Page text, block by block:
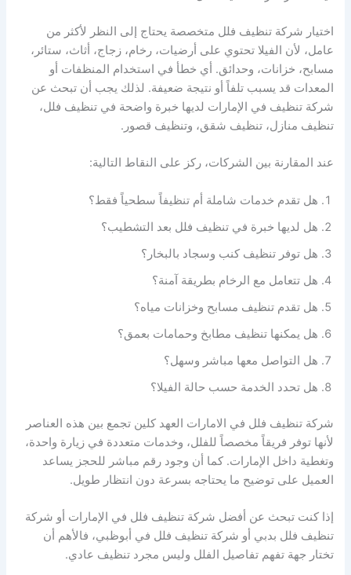
اختيار شركة تنظيف فلل متخصصة يحتاج إلى النظر لأكثر من
عامل، لأن الفيلا تحتوي على أرضيات، رخام، زجاج، أثاث، ستائر،
مسابح، خزانات، وحدائق. أي خطأ في استخدام المنظفات أو
المعدات قد يسبب تلفاً أو نتيجة ضعيفة. لذلك يجب أن تبحث عن
شركة تنظيف في الإمارات لديها خبرة واضحة في تنظيف فلل،
تنظيف منازل، تنظيف شقق، وتنظيف قصور.
عند المقارنة بين الشركات، ركز على النقاط التالية:
هل تقدم خدمات شاملة أم تنظيفاً سطحياً فقط؟
هل لديها خبرة في تنظيف فلل بعد التشطيب؟
هل توفر تنظيف كنب وسجاد بالبخار؟
هل تتعامل مع الرخام بطريقة آمنة؟
هل تقدم تنظيف مسابح وخزانات مياه؟
هل يمكنها تنظيف مطابخ وحمامات بعمق؟
هل التواصل معها مباشر وسهل؟
هل تحدد الخدمة حسب حالة الفيلا؟
شركة تنظيف فلل في الامارات العهد كلين تجمع بين هذه العناصر
لأنها توفر فريقاً مخصصاً للفلل، وخدمات متعددة في زيارة واحدة،
وتغطية داخل الإمارات. كما أن وجود رقم مباشر للحجز يساعد
العميل على توضيح ما يحتاجه بسرعة دون انتظار طويل.
إذا كنت تبحث عن أفضل شركة تنظيف فلل في الإمارات أو شركة
تنظيف فلل بدبي أو شركة تنظيف فلل في أبوظبي، فالأهم أن
تختار جهة تفهم تفاصيل الفلل وليس مجرد تنظيف عادي.